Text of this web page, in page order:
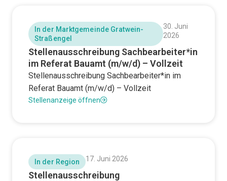
In der Marktgemeinde Gratwein-
Straßengel
30. Juni
2026
Stellenausschreibung Sachbearbeiter*in
im Referat Bauamt (m/w/d) – Vollzeit
Stellenausschreibung Sachbearbeiter*in im
Referat Bauamt (m/w/d) – Vollzeit
Stellenanzeige öffnen
In der Region 17. Juni 2026
Stellenausschreibung